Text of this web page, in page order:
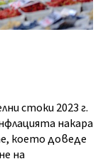
стоки 2023 г.
накара
което доведе
на